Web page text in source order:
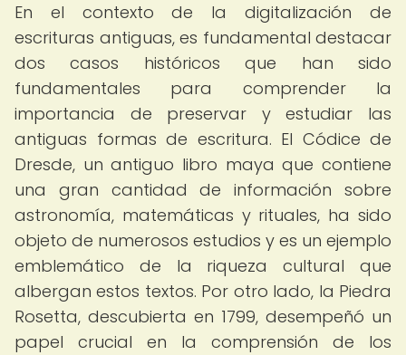
En el contexto de la digitalización de
escrituras antiguas, es fundamental destacar
dos casos históricos que han sido
fundamentales para comprender la
importancia de preservar y estudiar las
antiguas formas de escritura. El Códice de
Dresde, un antiguo libro maya que contiene
una gran cantidad de información sobre
astronomía, matemáticas y rituales, ha sido
objeto de numerosos estudios y es un ejemplo
emblemático de la riqueza cultural que
albergan estos textos. Por otro lado, la Piedra
Rosetta, descubierta en 1799, desempeñó un
papel crucial en la comprensión de los